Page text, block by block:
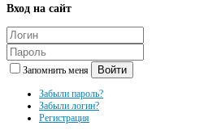
Вход на сайт
Запомнить меня Войти
Забыли пароль?
Забыли логин?
Регистрация